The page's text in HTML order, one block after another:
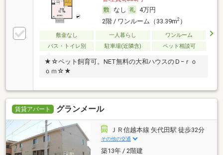
なし
4万円
2階 / ワンルーム（33.39m2）
敷金なし 一人暮らし
ワンルーム
バス・トイレ別
駐車場(近隣含) ペット相談可
★☆ペット飼育可。NET無料の大和ハウスのＤ−ｒｏ
ｏｍ☆★
賃貸アパート グランメール
ＪＲ信越本線 矢代田駅 徒歩32分
その他の交通
築13年 / 2階建